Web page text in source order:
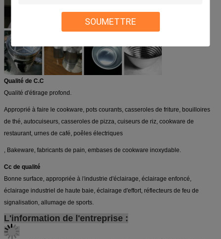
SOUMETTRE
Qualité de C.C
Qualité d'étirage profond.
Approprié à faire le cookware, pots courants, casseroles de friture, bouilloires
de thé, autocuiseurs, casseroles de pizza, cuiseurs de riz, cookware de
restaurant, urnes de café, poêles électriques
, Bakeware, fabricants de pain, embases de cookware inoxydable.
Cc de qualité
Bonne surface, appropriée à l'industrie d'éclairage, éclairage enfoncé,
éclairage industriel de haute baie, éclairage d'effort, réflecteurs de feu de
signalisation, allumage de sports.
L'information de l'entreprise :